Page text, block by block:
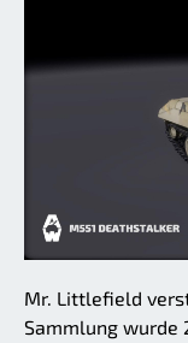
Mr. Littlefield
Sammlung wurde